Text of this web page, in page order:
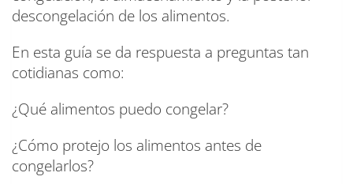
descongelación de los alimentos.
En esta guía se da respuesta a preguntas tan
cotidianas como:
¿Qué alimentos puedo congelar?
¿Cómo protejo los alimentos antes de
congelarlos?